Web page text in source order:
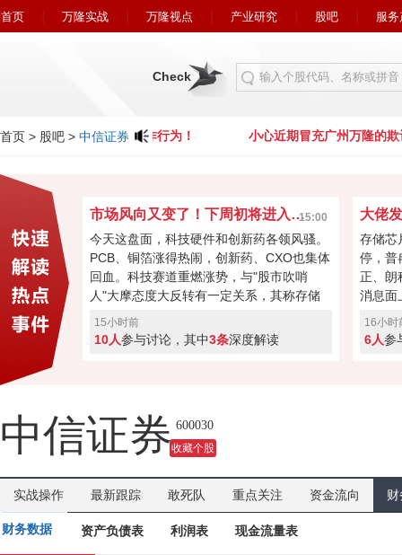
首页 万隆实战 万隆视点 产业研究 股吧 服
Check
首页 > 股吧 > 中信证券
近期冒充广州万隆的欺诈行为！ 小心近期冒充广州万隆的欺
市场风向又变了！下周初将进入关键窗口？15:00
今天这盘面，科技硬件和创新药各领风骚。
PCB、铜箔涨得热闹，创新药、CXO也集体
回血。科技赛道重燃涨势，与"股市吹哨
人"大摩态度大反转有一定关系，其称存储
最悲观过去，市场焦点要转向资本回馈，回
购、现金流或将成新催化。经过本周的连续
15小时前
10人参与讨论，其中3条深度解读
存储芯
停，普
正、朗
消息面
长速
芯片
16小时
6人参
中信证券 600030
收藏个股
实战操作 最新跟踪 敢死队 重点关注 资金流向
财务数据 资产负债表 利润表 现金流量表